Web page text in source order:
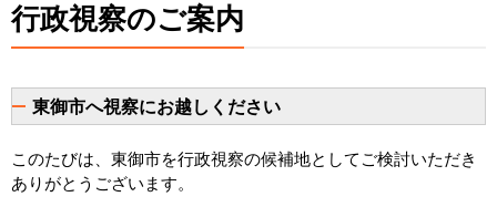
行政視察のご案内
東御市へ視察にお越しください
このたびは、東御市を行政視察の候補地としてご検討いただき
ありがとうございます。